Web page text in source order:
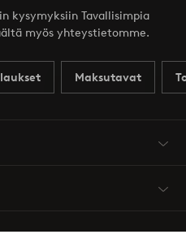
kysymyksiin Tavallisimpia
myös yhteystietomme.
Maksutavat